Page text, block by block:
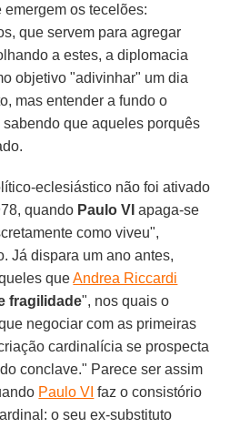
os tecelões:
que servem para agregar
a estes, a diplomacia
objetivo "adivinhar" um dia
mas entender a fundo o
que aqueles porquês
eclesiástico não foi ativado
quando Paulo VI apaga-se
como viveu",
Já dispara um ano antes,
queAndrea Riccardi
fragilidade", nos quais o
negociar com as primeiras
cardinalícia se prospecta
conclave." Parece ser assim
Paulo VI faz o consistório
o seu ex-substituto